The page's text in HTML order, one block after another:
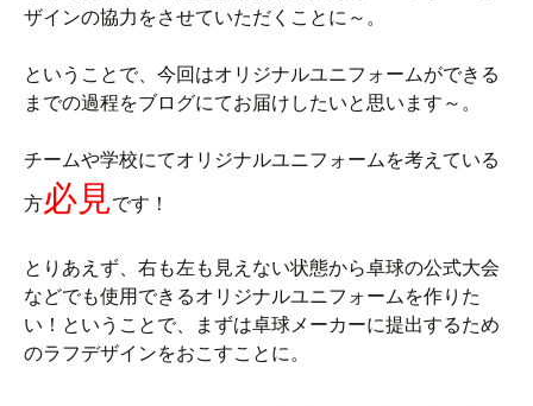
ザインの協力をさせていただくことに～。
ということで、今回はオリジナルユニフォームができる
までの過程をブログにてお届けしたいと思います～。
チームや学校にてオリジナルユニフォームを考えている
方必見です！
とりあえず、右も左も見えない状態から卓球の公式大会
などでも使用できるオリジナルユニフォームを作りた
い！ということで、まずは卓球メーカーに提出するため
のラフデザインをおこすことに。